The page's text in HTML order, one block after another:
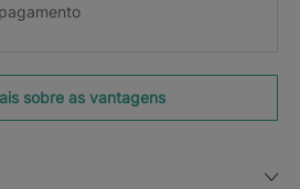
sobre as vantagens